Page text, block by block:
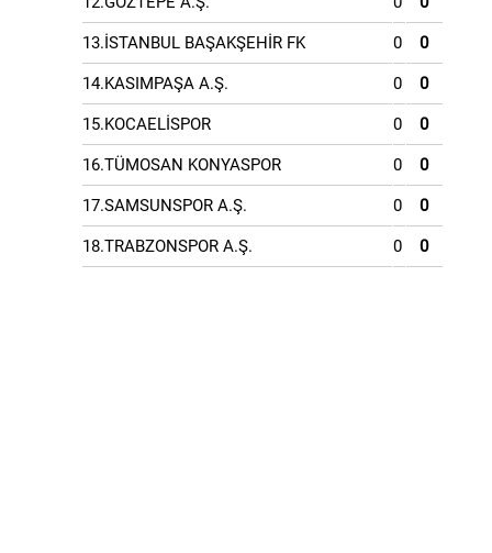
13.İSTANBUL BAŞAKŞEHİR FK 0 0
14.KASIMPAŞA A.Ş. 0 0
15.KOCAELİSPOR 0 0
16.TÜMOSAN KONYASPOR 0 0
17.SAMSUNSPOR A.Ş. 0 0
18.TRABZONSPOR A.Ş. 0 0